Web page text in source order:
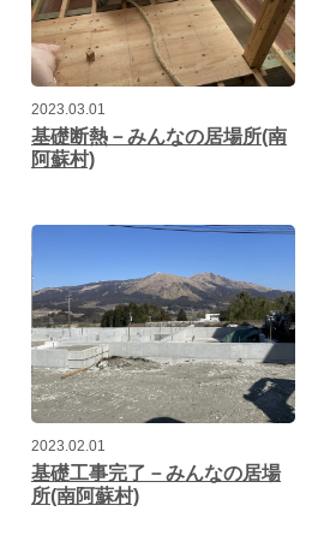
2023.03.01
基礎断熱－みんなの居場所(南
阿蘇村)
2023.02.01
基礎工事完了－みんなの居場
所(南阿蘇村)